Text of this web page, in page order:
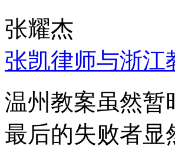
张耀杰
张凯律师与浙江
温州教案虽然暂
最后的失败者显